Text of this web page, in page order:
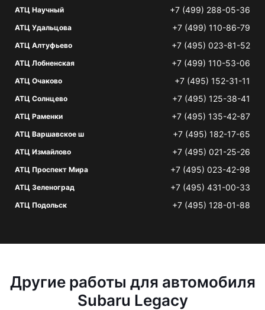
АТЦ Научный +7 (499) 288-05-36
АТЦ Удальцова +7 (499) 110-86-79
АТЦ Алтуфьево +7 (495) 023-81-52
АТЦ Лобненская +7 (499) 110-53-06
АТЦ Очаково +7 (495) 152-31-11
АТЦ Солнцево +7 (495) 125-38-41
АТЦ Раменки +7 (495) 135-42-87
АТЦ Варшавское ш +7 (495) 182-17-65
АТЦ Измайлово +7 (495) 021-25-26
АТЦ Проспект Мира +7 (495) 023-42-98
АТЦ Зеленоград +7 (495) 431-00-33
АТЦ Подольск +7 (495) 128-01-88
Другие работы для автомобиля
Subaru Legacy